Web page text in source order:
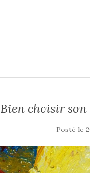
Bien choisir
Posté le